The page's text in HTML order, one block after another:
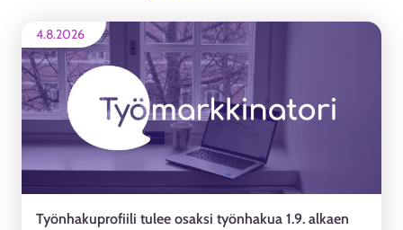
4.8.2026
Työnhakuprofiili tulee osaksi työnhakua 1.9. alkaen